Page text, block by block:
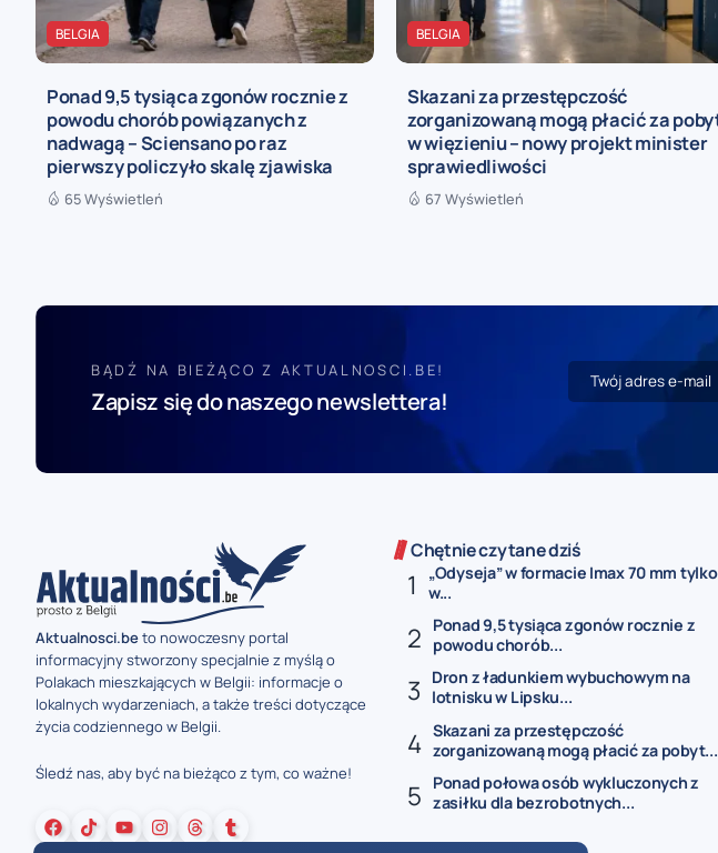
BELGIA
Ponad 9,5 tysiąca zgonów rocznie z
powodu chorób powiązanych z
nadwagą – Sciensano po raz
pierwszy policzyło skalę zjawiska
65 Wyświetleń
BELGIA
Skazani za przestępczość
zorganizowaną mogą płacić za
w więzieniu – nowy projekt minister
sprawiedliwości
67 Wyświetleń
BĄDŹ NA BIEŻĄCO Z AKTUALNOSCI.BE!
Zapisz się do naszego newslettera!
Aktualnosci.beto nowoczesny portal
informacyjny stworzony specjalnie z myślą o
Polakach mieszkających w Belgii: informacje o
lokalnych wydarzeniach, a także treści dotyczące
życia codziennego w Belgii.
Śledź nas, aby być na bieżąco z tym, co ważne!
Chętnie czytane dziś
„Odyseja” w formacie Imax 70 mm tylko
w...
Ponad 9,5 tysiąca zgonów rocznie z
powodu chorób...
Dron z ładunkiem wybuchowym na
lotnisku w Lipsku...
Skazani za przestępczość
zorganizowaną mogą płacić za pobyt...
Ponad połowa osób wykluczonych z
zasiłku dla bezrobotnych...